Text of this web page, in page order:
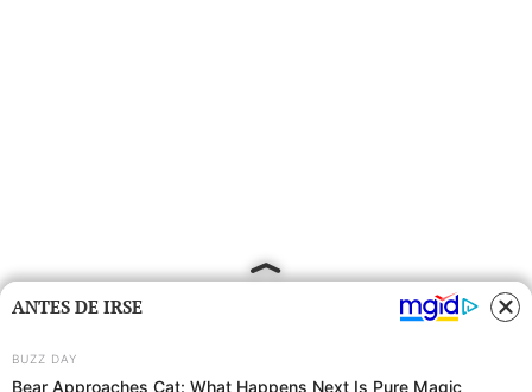
ANTES DE IRSE